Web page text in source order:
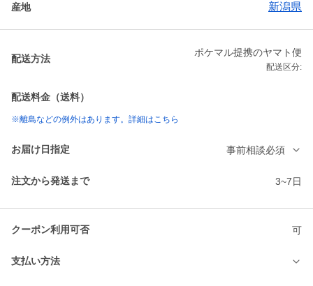
産地 新潟県
配送方法
ポケマル提携のヤマト便
配送区分:
配送料金（送料）
※離島などの例外はあります。詳細はこちら
お届け日指定 事前相談必須
注文から発送まで 3~7日
クーポン利用可否 可
支払い方法